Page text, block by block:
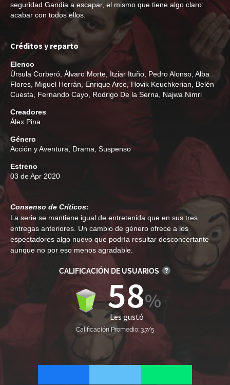
seguridad Gandia a escapar, el mismo que tiene algo claro:
acabar con todos ellos.
Créditos y reparto
Elenco
Úrsula Corberó Álvaro Morte Itziar Ituño Pedro Alonso Alba
Flores Miguel Herrán Enrique Arce Hovik Keuchkerian
Belén
Cuesta
Fernando Cayo Rodrigo De la Serna Najwa Nimri
Creadores
Álex Pina
Género
Acción y Aventura
Drama Suspenso
Estreno
03 de Apr 2020
Consenso de Críticos:
La serie se mantiene igual de entretenida que en sus tres
entregas anteriores. Un cambio de género ofrece a los
espectadores algo nuevo que podría resultar desconcertante
aunque no por eso menos agradable.
CALIFICACIÓN DE USUARIOS
58
Les gustó
Calificación Promedio: 3.7/5